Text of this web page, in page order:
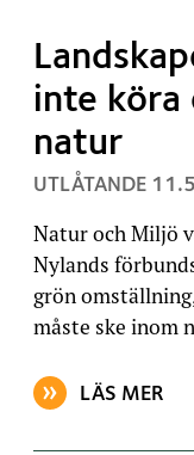
inte köra
natur
UTLÅTANDE ,
Natur och Miljö
Nylands
grön
måste ske inom
LÄS MER
OM ARTIKELN: